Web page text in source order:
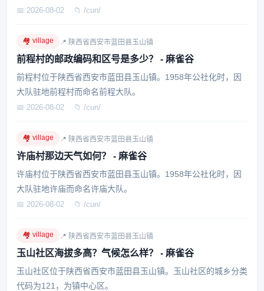
📅 2026-08-02 📁 /cun/
🏘️ village 📍 陕西省西安市蓝田县玉山镇
前程村的邮政编码和区号是多少？ - 麻雀谷
前程村位于陕西省西安市蓝田县玉山镇。1958年公社化时，因
大队驻地前程村而命名前程大队。
📅 2026-08-02 📁 /cun/
🏘️ village 📍 陕西省西安市蓝田县玉山镇
许庙村那边天气如何？ - 麻雀谷
许庙村位于陕西省西安市蓝田县玉山镇。1958年公社化时，因
大队驻地许庙而命名许庙大队。
📅 2026-08-02 📁 /cun/
🏘️ village 📍 陕西省西安市蓝田县玉山镇
玉山社区海拔多高？气候怎么样？ - 麻雀谷
玉山社区位于陕西省西安市蓝田县玉山镇。玉山社区的城乡分类
代码为121，为镇中心区。